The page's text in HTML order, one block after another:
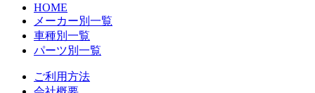
HOME
メーカー別一覧
車種別一覧
パーツ別一覧
ご利用方法